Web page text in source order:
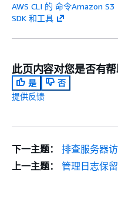
AWS CLI 的 命令Amazon S3
SDK 和工具
此页内容对您是否有帮
是
否
提供反馈
下一主题：
排查服务器
上一主题：
管理日志保